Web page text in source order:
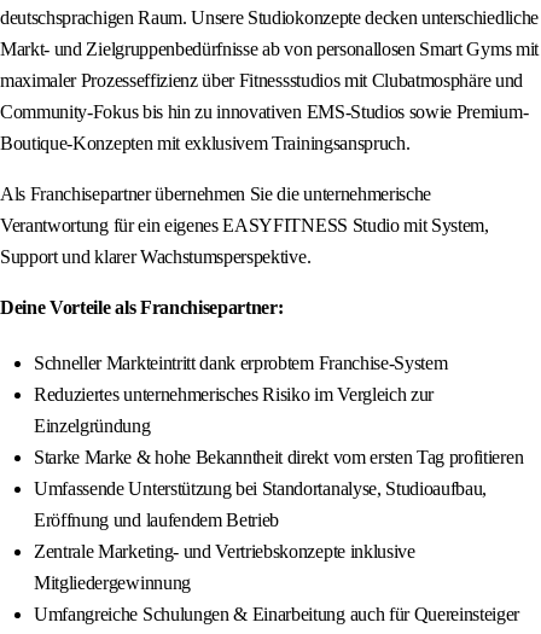
deutschsprachigen Raum. Unsere Studiokonzepte decken unterschiedliche
Markt- und Zielgruppenbedürfnisse ab von personallosen Smart Gyms mit
maximaler Prozesseffizienz über Fitnessstudios mit Clubatmosphäre und
Community-Fokus bis hin zu innovativen EMS-Studios sowie Premium-
Boutique-Konzepten mit exklusivem Trainingsanspruch.
Als Franchisepartner übernehmen Sie die unternehmerische
Verantwortung für ein eigenes EASYFITNESS Studio mit System,
Support und klarer Wachstumsperspektive.
Deine Vorteile als Franchisepartner:
Schneller Markteintritt dank erprobtem Franchise-System
Reduziertes unternehmerisches Risiko im Vergleich zur
Einzelgründung
Starke Marke & hohe Bekanntheit direkt vom ersten Tag profitieren
Umfassende Unterstützung bei Standortanalyse, Studioaufbau,
Eröffnung und laufendem Betrieb
Zentrale Marketing- und Vertriebskonzepte inklusive
Mitgliedergewinnung
Umfangreiche Schulungen & Einarbeitung auch für Quereinsteiger